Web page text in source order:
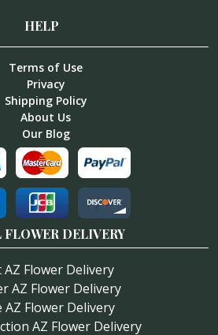
HELP
Terms of Use
Privacy
Shipping Policy
About Us
Our Blog
FLOWER DELIVERY
Flower Delivery
AZ Flower Delivery
AZ Flower Delivery
AZ Flower Delivery